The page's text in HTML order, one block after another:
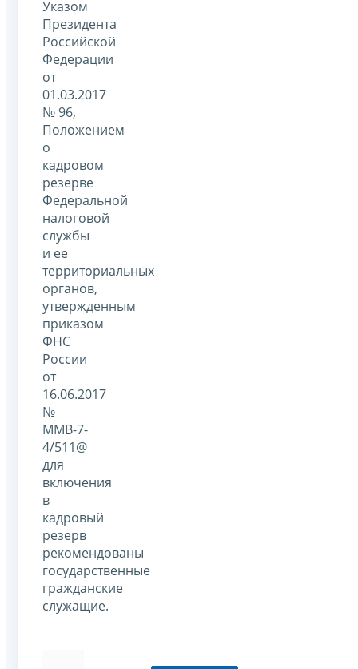
Указом
Президента
Российской
Федерации
от
01.03.2017
№ 96,
Положением
о
кадровом
резерве
Федеральной
налоговой
службы
и ее
территориальных
органов,
утвержденным
приказом
ФНС
России
от
16.06.2017
№
ММВ-7-
4/511@
для
включения
в
кадровый
резерв
рекомендованы
государственные
гражданские
служащие.